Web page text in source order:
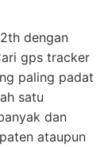
dengan
gps tracker
paling padat
satu
dan
ataupun